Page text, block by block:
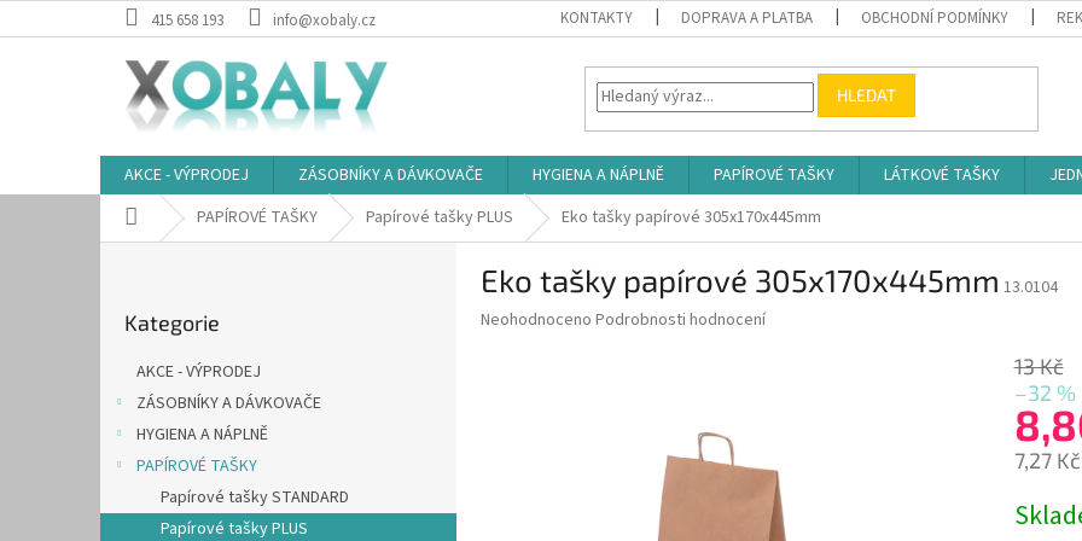
na
415 658 193 info@xobaly.cz KONTAKTY DOPRAVA A PLATBA OBCHODNÍ PODMÍNKY
HLEDAT
AKCE - VÝPRODEJ ZÁSOBNÍKY A DÁVKOVAČE HYGIENA A NÁPLNĚ PAPÍROVÉ TAŠKY LÁTKOVÉ TAŠKY
Domů PAPÍROVÉ TAŠKY Papírové tašky PLUS Eko tašky papírové 305x170x445mm
a
kategorie
Kategorie
AKCE - VÝPRODEJ
ZÁSOBNÍKY A DÁVKOVAČE
HYGIENA A NÁPLNĚ
PAPÍROVÉ TAŠKY
Papírové tašky STANDARD
Papírové tašky PLUS
Eko tašky papírové 305x170x445mm 13.0104
Průměrné
Neohodnoceno Podrobnosti hodnocení
13 Kč
–32 %
7,27
cena: